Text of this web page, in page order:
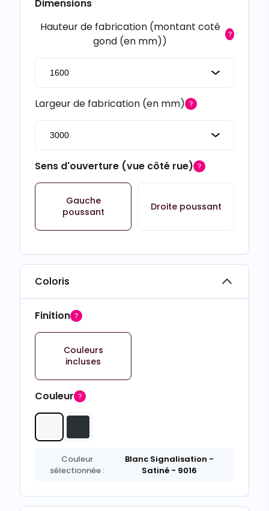
Dimensions
Hauteur de fabrication (montant coté
gond (en mm))
Largeur de fabrication (en mm)
Sens d'ouverture (vue côté rue)
Gauche
poussant
Droite poussant
Coloris
Finition
Couleurs
incluses
Couleur
Couleur
sélectionnée :
Blanc Signalisation -
Satiné - 9016